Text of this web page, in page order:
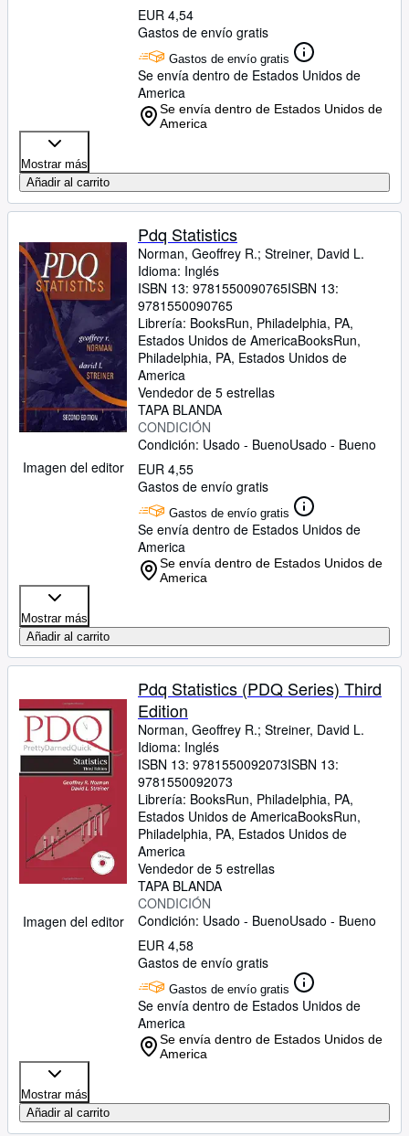
EUR 4,54
Gastos de envío gratis
Gastos de envío gratis
Se envía dentro de Estados Unidos de
America
Se envía dentro de Estados Unidos de
America
Mostrar más
Añadir al carrito
Imagen del editor
Pdq Statistics
Norman, Geoffrey R.; Streiner, David L.
Idioma: Inglés
ISBN 13: 9781550090765ISBN 13:
9781550090765
Librería: BooksRun, Philadelphia, PA,
Estados Unidos de AmericaBooksRun,
Philadelphia, PA, Estados Unidos de
America
Vendedor de 5 estrellas
TAPA BLANDA
CONDICIÓN
Condición: Usado - BuenoUsado - Bueno
EUR 4,55
Gastos de envío gratis
Gastos de envío gratis
Se envía dentro de Estados Unidos de
America
Se envía dentro de Estados Unidos de
America
Mostrar más
Añadir al carrito
Imagen del editor
Pdq Statistics (PDQ Series) Third
Edition
Norman, Geoffrey R.; Streiner, David L.
Idioma: Inglés
ISBN 13: 9781550092073ISBN 13:
9781550092073
Librería: BooksRun, Philadelphia, PA,
Estados Unidos de AmericaBooksRun,
Philadelphia, PA, Estados Unidos de
America
Vendedor de 5 estrellas
TAPA BLANDA
CONDICIÓN
Condición: Usado - BuenoUsado - Bueno
EUR 4,58
Gastos de envío gratis
Gastos de envío gratis
Se envía dentro de Estados Unidos de
America
Se envía dentro de Estados Unidos de
America
Mostrar más
Añadir al carrito